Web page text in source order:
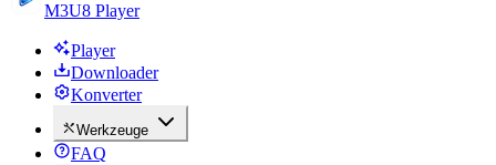
M3U8 Player
Player
Downloader
Konverter
Werkzeuge
FAQ